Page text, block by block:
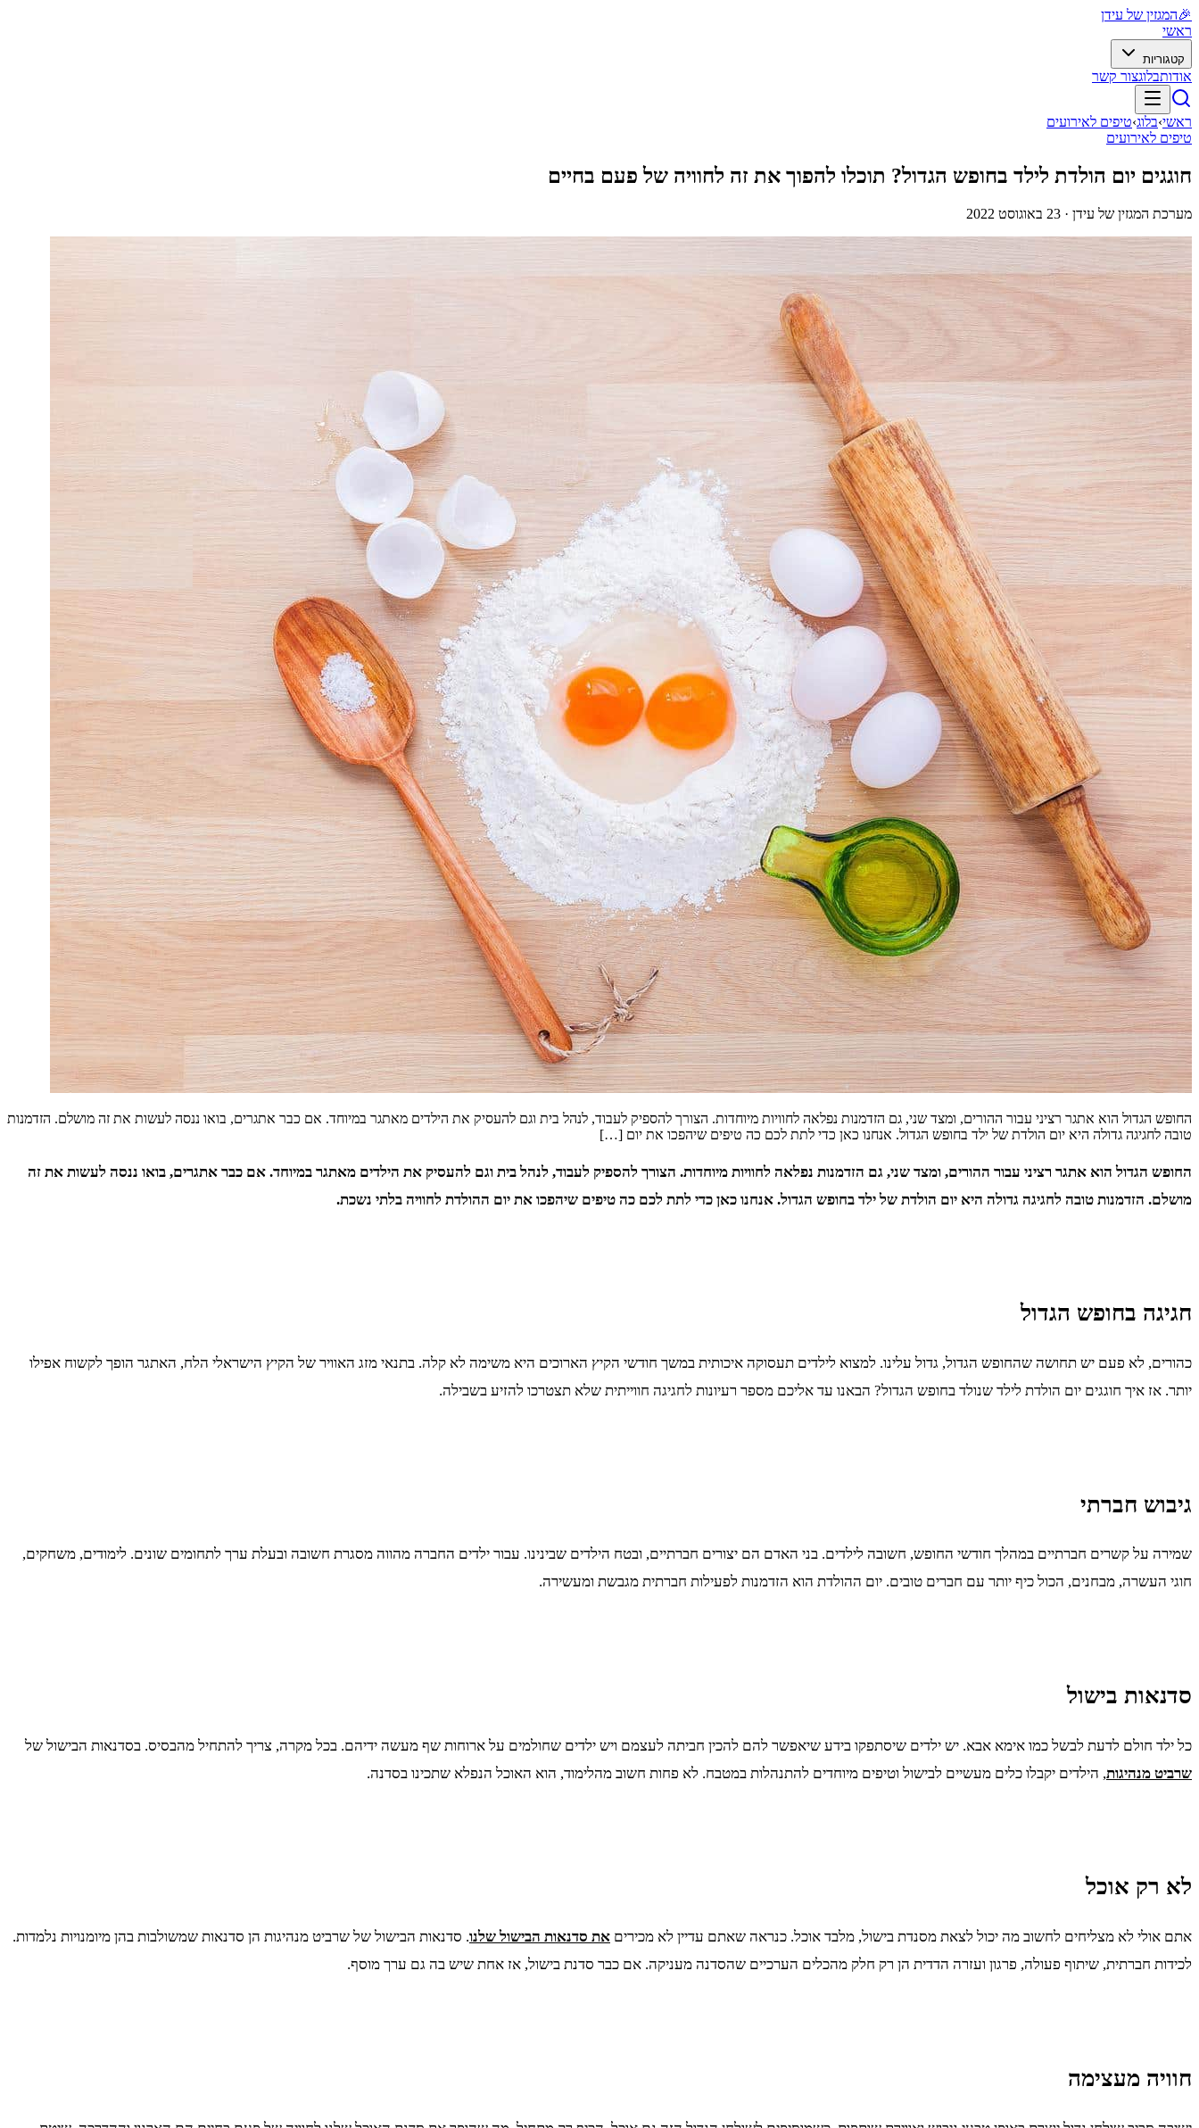
🎉המגזין של עידן
ראשי
קטגוריות
אודותבלוגצור קשר
ראשי›בלוג›טיפים לאירועים
טיפים לאירועים
חוגגים יום הולדת לילד בחופש הגדול? תוכלו להפוך את זה לחוויה של פעם בחיים
מערכת המגזין של עידן · 23 באוגוסט 2022
החופש הגדול הוא אתגר רציני עבור ההורים, ומצד שני, גם הזדמנות נפלאה לחוויות מיוחדות. הצורך להספיק לעבוד, לנהל בית וגם להעסיק את הילדים מאתגר במיוחד. אם כבר אתגרים, בואו ננסה לעשות את זה מושלם. הזדמנות
טובה לחגיגה גדולה היא יום הולדת של ילד בחופש הגדול. אנחנו כאן כדי לתת לכם כה טיפים שיהפכו את יום […]
החופש הגדול הוא אתגר רציני עבור ההורים, ומצד שני, גם הזדמנות נפלאה לחוויות מיוחדות. הצורך להספיק לעבוד, לנהל בית וגם להעסיק את הילדים מאתגר במיוחד. אם כבר אתגרים, בואו ננסה לעשות את זה
מושלם. הזדמנות טובה לחגיגה גדולה היא יום הולדת של ילד בחופש הגדול. אנחנו כאן כדי לתת לכם כה טיפים שיהפכו את יום ההולדת לחוויה בלתי נשכת.
חגיגה בחופש הגדול
כהורים, לא פעם יש תחושה שהחופש הגדול, גדול עלינו. למצוא לילדים תעסוקה איכותית במשך חודשי הקיץ הארוכים היא משימה לא קלה. בתנאי מזג האוויר של הקיץ הישראלי הלח, האתגר הופך לקשוח אפילו
יותר. אז איך חוגגים יום הולדת לילד שנולד בחופש הגדול? הבאנו עד אליכם מספר רעיונות לחגיגה חווייתית שלא תצטרכו להזיע בשבילה.
גיבוש חברתי
שמירה על קשרים חברתיים במהלך חודשי החופש, חשובה לילדים. בני האדם הם יצורים חברתיים, ובטח הילדים שבינינו. עבור ילדים החברה מהווה מסגרת חשובה ובעלת ערך לתחומים שונים. לימודים, משחקים,
חוגי העשרה, מבחנים, הכול כיף יותר עם חברים טובים. יום ההולדת הוא הזדמנות לפעילות חברתית מגבשת ומעשירה.
סדנאות בישול
כל ילד חולם לדעת לבשל כמו אימא אבא. יש ילדים שיסתפקו בידע שיאפשר להם להכין חביתה לעצמם ויש ילדים שחולמים על ארוחות שף מעשה ידיהם. בכל מקרה, צריך להתחיל מהבסיס. בסדנאות הבישול של
שרביט מנהיגות, הילדים יקבלו כלים מעשיים לבישול וטיפים מיוחדים להתנהלות במטבח. לא פחות חשוב מהלימוד, הוא האוכל הנפלא שתכינו בסדנה.
לא רק אוכל
אתם אולי לא מצליחים לחשוב מה יכול לצאת מסנדת בישול, מלבד אוכל. כנראה שאתם עדיין לא מכירים את סדנאות הבישול שלנו. סדנאות הבישול של שרביט מנהיגות הן סדנאות שמשולבות בהן מיומנויות נלמדות.
לכידות חברתית, שיתוף פעולה, פרגון ועזרה הדדית הן רק חלק מהכלים הערכיים שהסדנה מעניקה. אם כבר סדנת בישול, אז אחת שיש בה גם ערך מוסף.
חוויה מעצימה